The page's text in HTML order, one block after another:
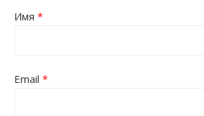
Имя *
Email *